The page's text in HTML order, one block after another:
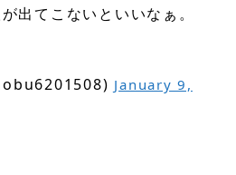
出てこないといいなぁ。
January 9,